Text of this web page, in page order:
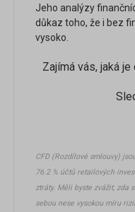
Jeho analýzy
důkaz toho, že i bez
vysoko.
Zajímá vás, jaká
CFD (Rozdílové smlouvy)
76.2 % účtů retailových
ztráty. Měli byste zvážit, zda
sebou nese vysokou míru